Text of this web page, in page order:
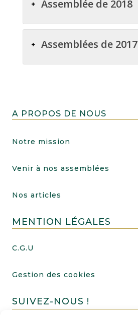
Assemblée de 2018
Assemblées de 2017
A PROPOS DE NOUS
Notre mission
Venir à nos assemblées
Nos articles
MENTION LÉGALES
C.G.U
Gestion des cookies
SUIVEZ-NOUS !